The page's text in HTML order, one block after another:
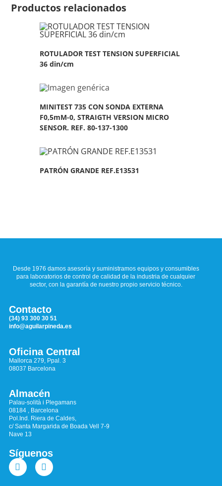
Productos relacionados
ROTULADOR TEST TENSION SUPERFICIAL
36 din/cm
MINITEST 735 CON SONDA EXTERNA
F0,5mM-0, STRAIGTH VERSION MICRO
SENSOR. REF. 80-137-1300
PATRÓN GRANDE REF.E13531
Desde 1976 damos asesoría y suministramos equipos y consumibles
para laboratorios de control de calidad de la industria de cualquier
sector, con la garantía de nuestro propio servicio técnico.
Contacto
(34) 93 300 30 51
info@aguilarpineda.es
Oficina Central
Mallorca 279, Ppal. 3
08037 Barcelona
Almacén
Palau-solità i Plegamans
08184 , Barcelona
Pol.Ind. Riera de Caldes,
c/ Santa Margarida de Boada Vell 7-9
Nave 13
Síguenos